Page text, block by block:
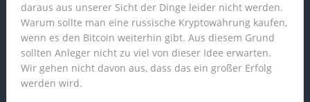
daraus aus unserer Sicht der Dinge leider nicht werden.
Warum sollte man eine russische Kryptowährung kaufen,
wenn es den Bitcoin weiterhin gibt. Aus diesem Grund
sollten Anleger nicht zu viel von dieser Idee erwarten.
Wir gehen nicht davon aus, dass das ein großer Erfolg
werden wird.